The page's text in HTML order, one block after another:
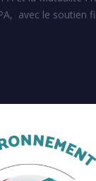
avec le soutien